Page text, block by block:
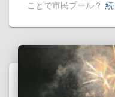
ことで市民プール？